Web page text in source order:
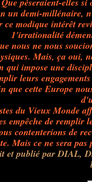
un demi-millénaire,
ce modique intérêt
1'irrationalité
nous ne nous
Mais, ça oui,
qui impose une
leurs
que cette Europe
du Vieux Monde
empêche de remplir
contenterions de
Mais ce ne sera
et publié par DIAL,